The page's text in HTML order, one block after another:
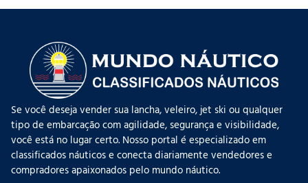
Se você deseja vender sua lancha, veleiro, jet ski ou qualquer
tipo de embarcação com agilidade, segurança e visibilidade,
você está no lugar certo. Nosso portal é especializado em
classificados náuticos e conecta diariamente vendedores e
compradores apaixonados pelo mundo náutico.